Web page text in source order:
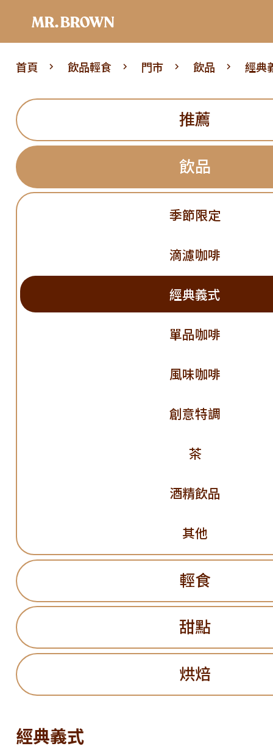
首頁 飲品輕食 門市 飲品 經典
推薦
飲品
季節限定
滴濾咖啡
經典義式
單品咖啡
風味咖啡
創意特調
茶
酒精飲品
其他
輕食
甜點
烘焙
經典義式